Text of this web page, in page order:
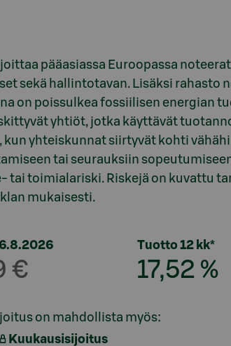
pääasiassa Euroopassa
sekä hallintotavan. Lisäksi rahasto
on poissulkea fossiilisen energian
yhtiöt, jotka käyttävät
yhteiskunnat siirtyvät kohti
tai seurauksiin
toimialariski. Riskejä on kuvattu
mukaisesti.
€
Tuotto 12 kk*
17,52 %
on mahdollista myös:
Kuukausisijoitus